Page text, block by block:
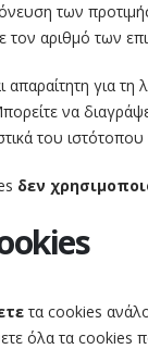
των
αριθμό των
για
να
του
δεν
τα cookies
όλα τα cookies